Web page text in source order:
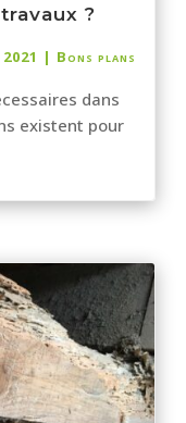
?
| Bons plans
dans
existent pour